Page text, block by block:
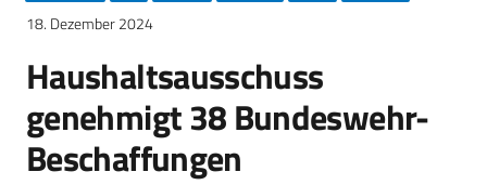
18. Dezember 2024
Haushaltsausschuss
genehmigt 38 Bundeswehr-
Beschaffungen